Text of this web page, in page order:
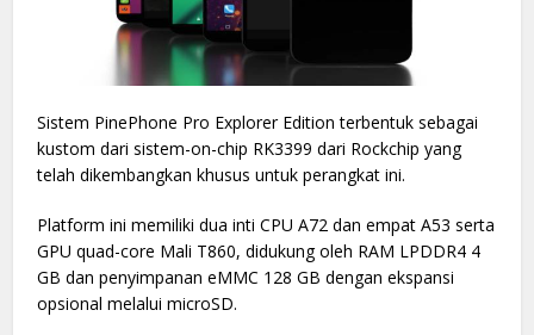
Sistem PinePhone Pro Explorer Edition terbentuk sebagai
kustom dari sistem-on-chip RK3399 dari Rockchip yang
telah dikembangkan khusus untuk perangkat ini.
Platform ini memiliki dua inti CPU A72 dan empat A53 serta
GPU quad-core Mali T860, didukung oleh RAM LPDDR4 4
GB dan penyimpanan eMMC 128 GB dengan ekspansi
opsional melalui microSD.